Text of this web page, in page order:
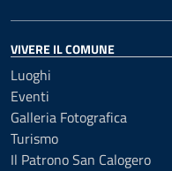
VIVERE IL COMUNE
Luoghi
Eventi
Galleria Fotografica
Turismo
Il Patrono San Calogero